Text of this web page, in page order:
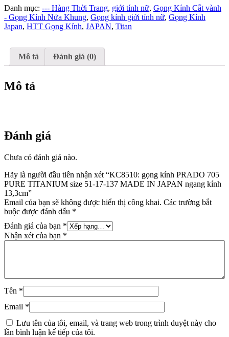
705
PURE
TITANIUM
51-
137
IN
JAPAN
lượng
Danh mục: --- Hàng Thời Trang, giới tính nữ, Gọng Kính Cắt vành
- Gọng Kính Nửa Khung, Gọng kính giới tính nữ, Gọng Kính
Japan, HTT Gọng Kính, JAPAN, Titan
Mô tả Đánh giá (0)
Mô tả
Đánh giá
Chưa có đánh giá nào.
Hãy là người đầu tiên nhận xét “KC8510: gọng kính PRADO 705
PURE TITANIUM size 51-17-137 MADE IN JAPAN ngang kính
13,3cm”
Email của bạn sẽ không được hiển thị công khai. Các trường bắt
buộc được đánh dấu *
Đánh giá của bạn *
Nhận xét của bạn *
Tên *
Email *
Lưu tên của tôi, email, và trang web trong trình duyệt này cho
lần bình luận kế tiếp của tôi.